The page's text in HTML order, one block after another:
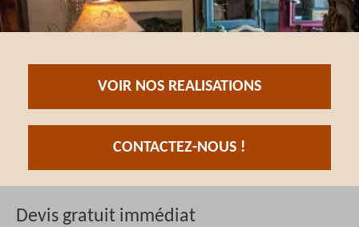
VOIR NOS REALISATIONS
CONTACTEZ-NOUS !
Devis gratuit immédiat